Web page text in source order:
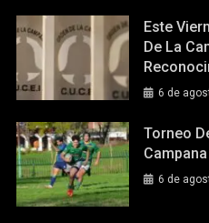
Este
De La
6 de
Torneo
6 de